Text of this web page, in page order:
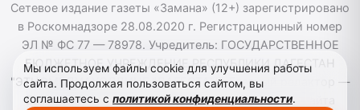
Сетевое издание газеты «Замана» (12+) зарегистрировано
в Роскомнадзоре 28.08.2020 г. Регистрационный номер
ЭЛ № ФС 77 — 78978. Учредитель: ГОСУДАРСТВЕННОЕ
БЮДЖЕТНОЕ УЧРЕЖДЕНИЕ РЕСПУБЛИКИ ДАГЕСТАН
"ЭТНОМЕДИАХОЛДИНГ "ДАГЕСТАН". Главный редактор —
Багомедов Р.Р. При использовании материалов сайта
Мы используем файлы cookie для улучшения работы
сайта. Продолжая пользоваться сайтом, вы
соглашаетесь с политикой конфиденциальности.